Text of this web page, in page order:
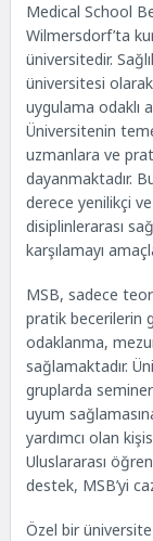
Medical
Medical
Medical
Türk
Avantajları
Medical
Bir Yaklaşım
Berlin
Fırsatların
Medical
Başvuru
Medical School
Wilmersdorf’ta
üniversitedir.
üniversitesi
uygulama odaklı
Üniversitenin
uzmanlara ve
dayanmaktadır.
derece yenilikçi
disiplinlerarası
karşılamayı
MSB, sadece
pratik becerilerin
odaklanma,
sağlamaktadır.
gruplarda seminer
uyum
yardımcı olan
Uluslararası
destek, MSB’yi
Özel bir